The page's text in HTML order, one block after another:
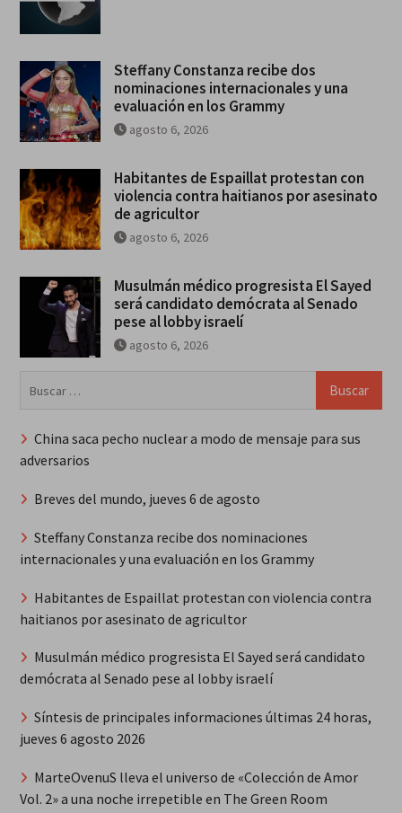
Steffany Constanza recibe dos
nominaciones internacionales y una
evaluación en los Grammy
agosto 6, 2026
Habitantes de Espaillat protestan con
violencia contra haitianos por asesinato
de agricultor
agosto 6, 2026
Musulmán médico progresista El Sayed
será candidato demócrata al Senado
pese al lobby israelí
agosto 6, 2026
China saca pecho nuclear a modo de mensaje para sus
adversarios
Breves del mundo, jueves 6 de agosto
Steffany Constanza recibe dos nominaciones
internacionales y una evaluación en los Grammy
Habitantes de Espaillat protestan con violencia contra
haitianos por asesinato de agricultor
Musulmán médico progresista El Sayed será candidato
demócrata al Senado pese al lobby israelí
Síntesis de principales informaciones últimas 24 horas,
jueves 6 agosto 2026
MarteOvenuS lleva el universo de «Colección de Amor
Vol. 2» a una noche irrepetible en The Green Room